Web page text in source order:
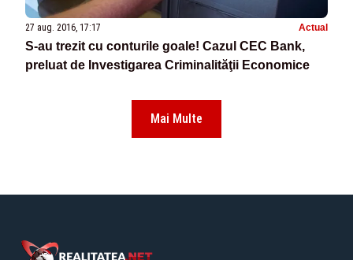
27 aug. 2016, 17:17 Actual
S-au trezit cu conturile goale! Cazul CEC Bank,
preluat de Investigarea Criminalităţii Economice
Mai Multe